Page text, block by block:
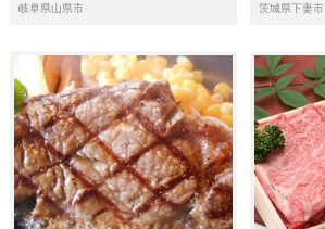
岐阜県山県市 茨城県下妻市